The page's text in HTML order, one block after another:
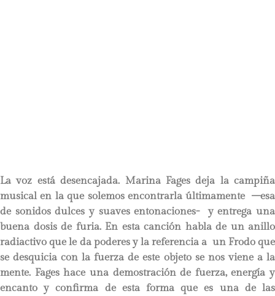
La voz está desencajada. Marina Fages deja la campiña
musical en la que solemos encontrarla últimamente –esa
de sonidos dulces y suaves entonaciones- y entrega una
buena dosis de furia. En esta canción habla de un anillo
radiactivo que le da poderes y la referencia a un Frodo que
se desquicia con la fuerza de este objeto se nos viene a la
mente. Fages hace una demostración de fuerza, energía y
encanto y confirma de esta forma que es una de las